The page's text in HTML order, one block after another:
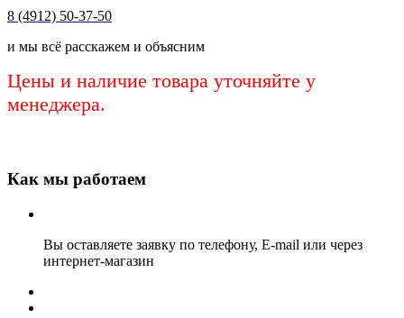
8 (4912) 50-37-50
и мы всё расскажем и объясним
Цены и наличие товара уточняйте у
менеджера.
Как мы работаем
Вы оставляете заявку по телефону, E-mail или через
интернет-магазин